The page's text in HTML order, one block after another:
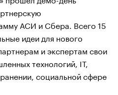
АСИ и Сбера. Всего 15
идеи для нового
и экспертам свои
технологий, IT,
социальной сфере